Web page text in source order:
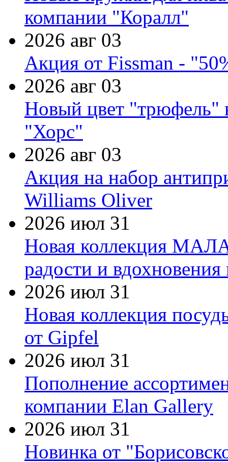
компании "Коралл"
2026 авг 03
Акция от Fissman -
2026 авг 03
Новый цвет "трюфель"
"Хорс"
2026 авг 03
Акция на набор
Williams Oliver
2026 июл 31
Новая коллекция
радости и
2026 июл 31
Новая коллекция
от Gipfel
2026 июл 31
Пополнение
компании Elan Gallery
2026 июл 31
Новинка от